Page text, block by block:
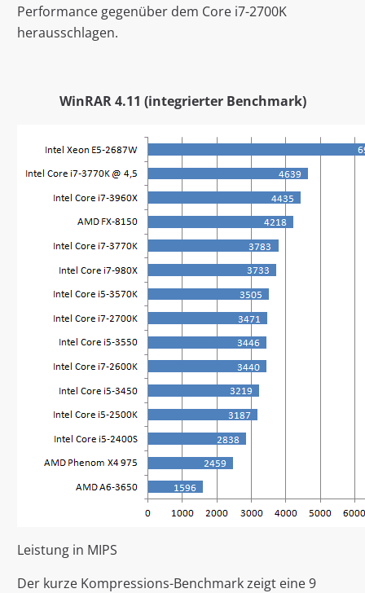
Performance gegenüber dem Core i7-2700K
herausschlagen.
WinRAR 4.11 (integrierter Benchmark)
Leistung in MIPS
Der kurze Kompressions-Benchmark zeigt eine 9